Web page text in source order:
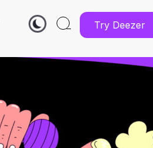
Try Deezer